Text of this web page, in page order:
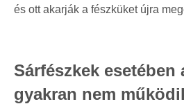
és ott akarják a fészküket újra
Sárfészkek esetében
gyakran nem